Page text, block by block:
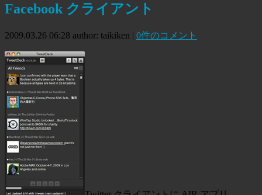
Facebook クライアント
2009.03.26 06:28 author: taikiken | 0件のコメント